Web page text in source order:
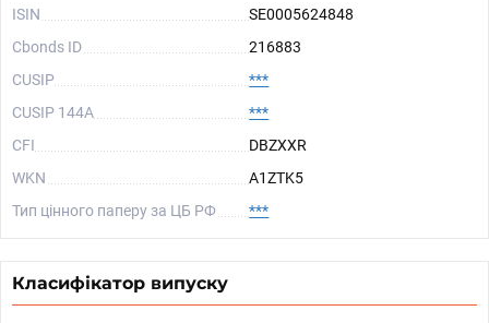
ISIN
SE0005624848
Cbonds ID
216883
CUSIP
***
CUSIP 144A
***
CFI
DBZXXR
WKN
A1ZTK5
Тип цінного паперу за ЦБ РФ
***
Класифікатор випуску